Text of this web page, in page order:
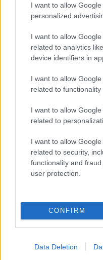
I want to allow
personalized
I want to allow
related to analytics
device identifiers in
I want to allow
related to
I want to allow
related to
I want to allow
related to security,
functionality and
user protection.
CONFIRM
Data Deletion
ανακοινώσουν μια
εγκαταλείψουν τη
ένα
απόφασή τους, που
οικονομικές
αλυσιδωτές
αλλά και
Στην παράσταση, η
κεντρικό ζευγάρι,
ισορροπεί ανάμεσα
οικογενειακή ένταση
Τα σχολιά σας